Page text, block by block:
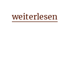
„Bauen und
weiterlesen